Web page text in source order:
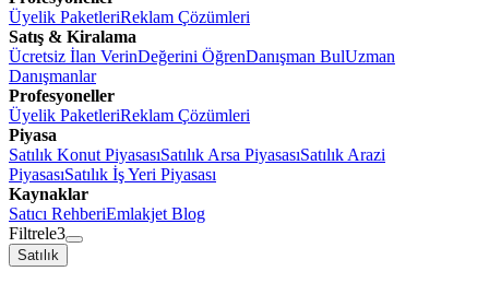
Üyelik PaketleriReklam Çözümleri
Satış & Kiralama
Ücretsiz İlan VerinDeğerini ÖğrenDanışman BulUzman
Danışmanlar
Profesyoneller
Üyelik PaketleriReklam Çözümleri
Piyasa
Satılık Konut PiyasasıSatılık Arsa PiyasasıSatılık Arazi
PiyasasıSatılık İş Yeri Piyasası
Kaynaklar
Satıcı RehberiEmlakjet Blog
Filtrele3
Satılık